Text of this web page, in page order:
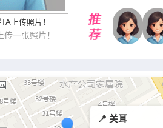
上传照片！
一张照片！
📍 关耳